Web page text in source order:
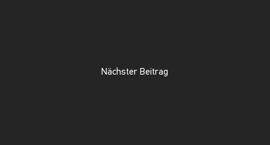
Nächster Beitrag